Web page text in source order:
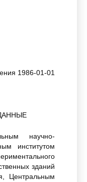
1986-01-01
научно-
институтом
зданий
Центральным